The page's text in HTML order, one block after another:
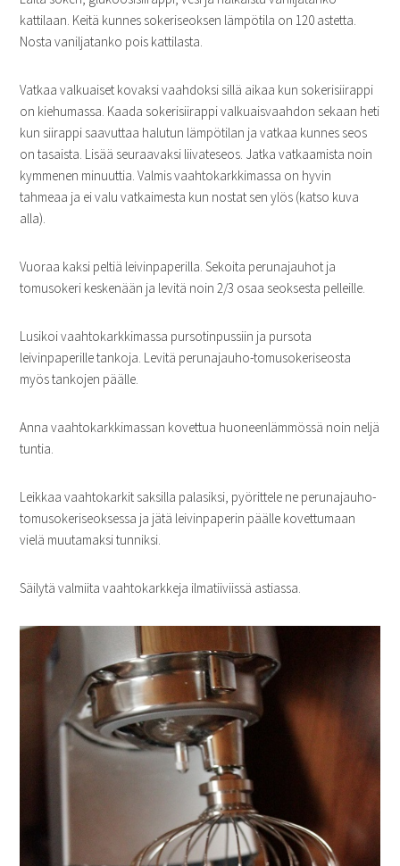
kattilaan. Keitä kunnes sokeriseoksen lämpötila on 120 astetta.
Nosta vaniljatanko pois kattilasta.
Vatkaa valkuaiset kovaksi vaahdoksi sillä aikaa kun sokerisiirappi
on kiehumassa. Kaada sokerisiirappi valkuaisvaahdon sekaan heti
kun siirappi saavuttaa halutun lämpötilan ja vatkaa kunnes seos
on tasaista. Lisää seuraavaksi liivateseos. Jatka vatkaamista noin
kymmenen minuuttia. Valmis vaahtokarkkimassa on hyvin
tahmeaa ja ei valu vatkaimesta kun nostat sen ylös (katso kuva
alla).
Vuoraa kaksi peltiä leivinpaperilla. Sekoita perunajauhot ja
tomusokeri keskenään ja levitä noin 2/3 osaa seoksesta pelleille.
Lusikoi vaahtokarkkimassa pursotinpussiin ja pursota
leivinpaperille tankoja. Levitä perunajauho-tomusokeriseosta
myös tankojen päälle.
Anna vaahtokarkkimassan kovettua huoneenlämmössä noin neljä
tuntia.
Leikkaa vaahtokarkit saksilla palasiksi, pyörittele ne perunajauho-
tomusokeriseoksessa ja jätä leivinpaperin päälle kovettumaan
vielä muutamaksi tunniksi.
Säilytä valmiita vaahtokarkkeja ilmatiiviissä astiassa.